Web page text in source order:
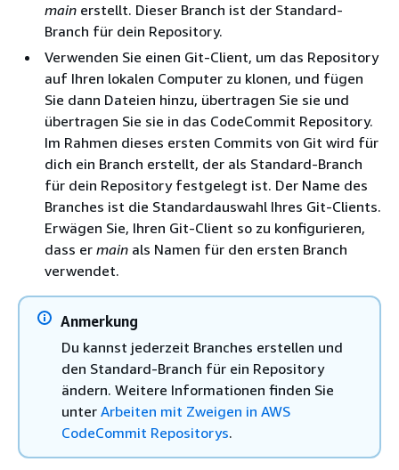
main erstellt. Dieser Branch ist der Standard-
Branch für dein Repository.
Verwenden Sie einen Git-Client, um das Repository
auf Ihren lokalen Computer zu klonen, und fügen
Sie dann Dateien hinzu, übertragen Sie sie und
übertragen Sie sie in das CodeCommit Repository.
Im Rahmen dieses ersten Commits von Git wird für
dich ein Branch erstellt, der als Standard-Branch
für dein Repository festgelegt ist. Der Name des
Branches ist die Standardauswahl Ihres Git-Clients.
Erwägen Sie, Ihren Git-Client so zu konfigurieren,
dass er main als Namen für den ersten Branch
verwendet.
Anmerkung
Du kannst jederzeit Branches erstellen und
den Standard-Branch für ein Repository
ändern. Weitere Informationen finden Sie
unter Arbeiten mit Zweigen in AWS
CodeCommit Repositorys.